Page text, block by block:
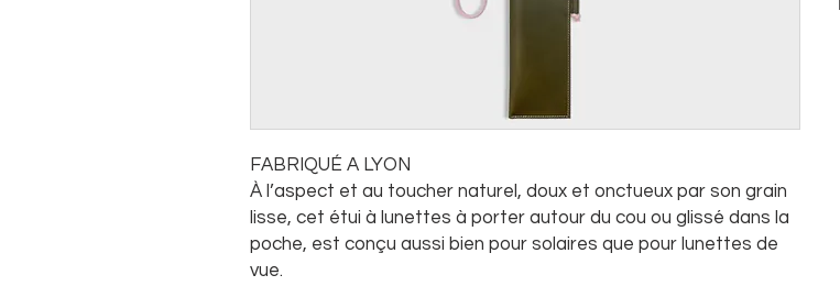
FABRIQUÉ A LYON
À l’aspect et au toucher naturel, doux et onctueux par son grain
lisse, cet étui à lunettes à porter autour du cou ou glissé dans la
poche, est conçu aussi bien pour solaires que pour lunettes de
vue.